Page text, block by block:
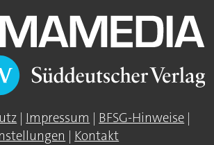
| Impressum | BFSG-Hinweise |
| Kontakt